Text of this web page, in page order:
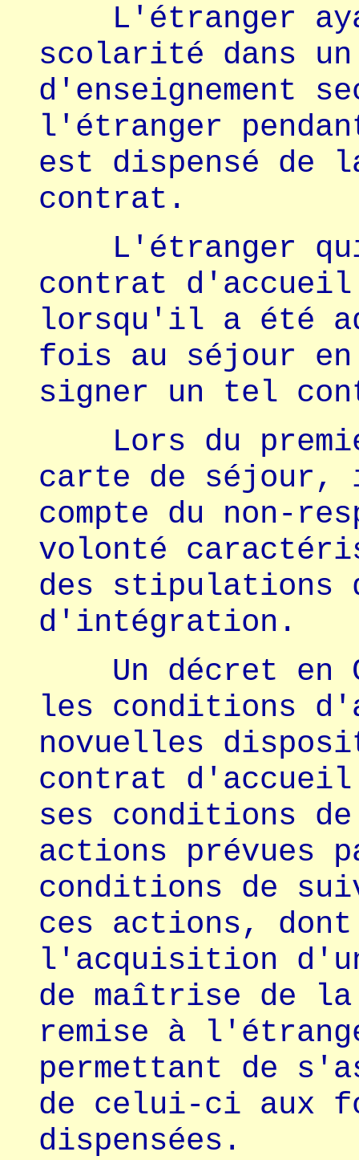
L'étranger
scolarité dans
d'enseignement
l'étranger
est dispensé de
contrat.
L'étranger qui
contrat
lorsqu'il a été
fois au séjour en
signer un tel
Lors du
carte de
compte du non-
volonté
des stipulations
d'intégration.
Un décret en
les conditions
novuelles
contrat
ses conditions
actions prévues
conditions de
ces actions, dont
l'acquisition
de maîtrise de
remise à
permettant de
de celui-ci aux
dispensées.